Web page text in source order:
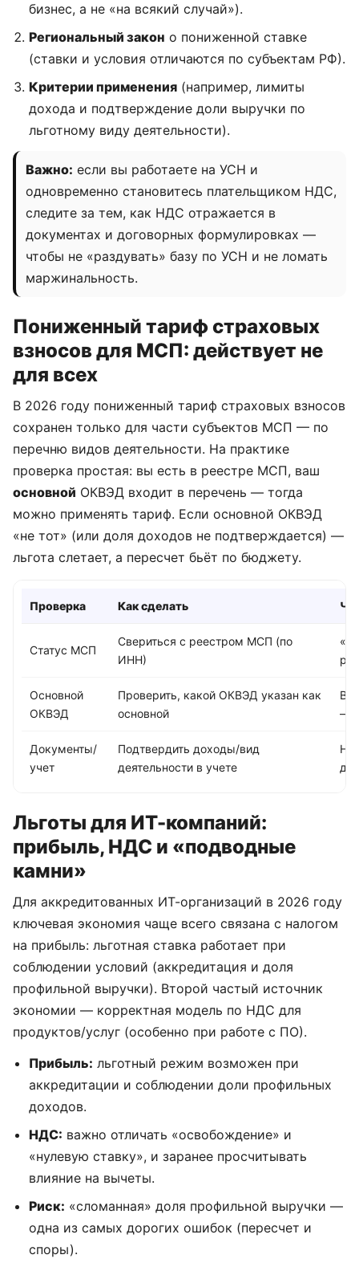
бизнес, а не «на всякий случай»).
Региональный закон о пониженной ставке
(ставки и условия отличаются по субъектам РФ).
Критерии применения (например, лимиты
дохода и подтверждение доли выручки по
льготному виду деятельности).
Важно: если вы работаете на УСН и
одновременно становитесь плательщиком НДС,
следите за тем, как НДС отражается в
документах и договорных формулировках —
чтобы не «раздувать» базу по УСН и не ломать
маржинальность.
Пониженный тариф страховых
взносов для МСП: действует не
для всех
В 2026 году пониженный тариф страховых взносов
сохранен только для части субъектов МСП — по
перечню видов деятельности. На практике
проверка простая: вы есть в реестре МСП, ваш
основной ОКВЭД входит в перечень — тогда
можно применять тариф. Если основной ОКВЭД
«не тот» (или доля доходов не подтверждается) —
льгота слетает, а пересчет бьёт по бюджету.
Проверка Как сделать
Статус МСП
Свериться с реестром МСП (по
ИНН)
Основной
ОКВЭД
Проверить, какой ОКВЭД указан как
основной
—
Документы/
учет
Подтвердить доходы/вид
деятельности в учете
Льготы для ИТ-компаний:
прибыль, НДС и «подводные
камни»
Для аккредитованных ИТ-организаций в 2026 году
ключевая экономия чаще всего связана с налогом
на прибыль: льготная ставка работает при
соблюдении условий (аккредитация и доля
профильной выручки). Второй частый источник
экономии — корректная модель по НДС для
продуктов/услуг (особенно при работе с ПО).
Прибыль: льготный режим возможен при
аккредитации и соблюдении доли профильных
доходов.
НДС: важно отличать «освобождение» и
«нулевую ставку», и заранее просчитывать
влияние на вычеты.
Риск: «сломанная» доля профильной выручки —
одна из самых дорогих ошибок (пересчет и
споры).